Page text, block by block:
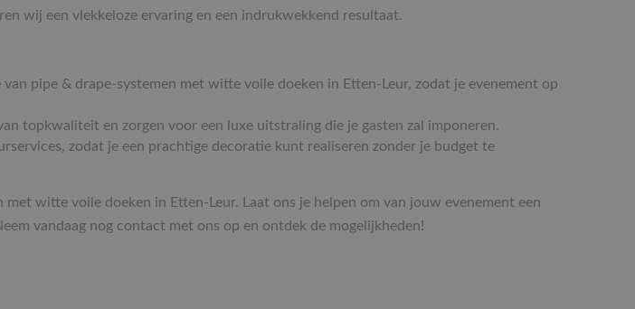
wij een vlekkeloze ervaring en een indrukwekkend resultaat.
pipe & drape-systemen met witte voile doeken in Etten-Leur, zodat je evenement op
topkwaliteit en zorgen voor een luxe uitstraling die je gasten zal imponeren.
zodat je een prachtige decoratie kunt realiseren zonder je budget te
witte voile doeken in Etten-Leur. Laat ons je helpen om van jouw evenement een
vandaag nog contact met ons op en ontdek de mogelijkheden!